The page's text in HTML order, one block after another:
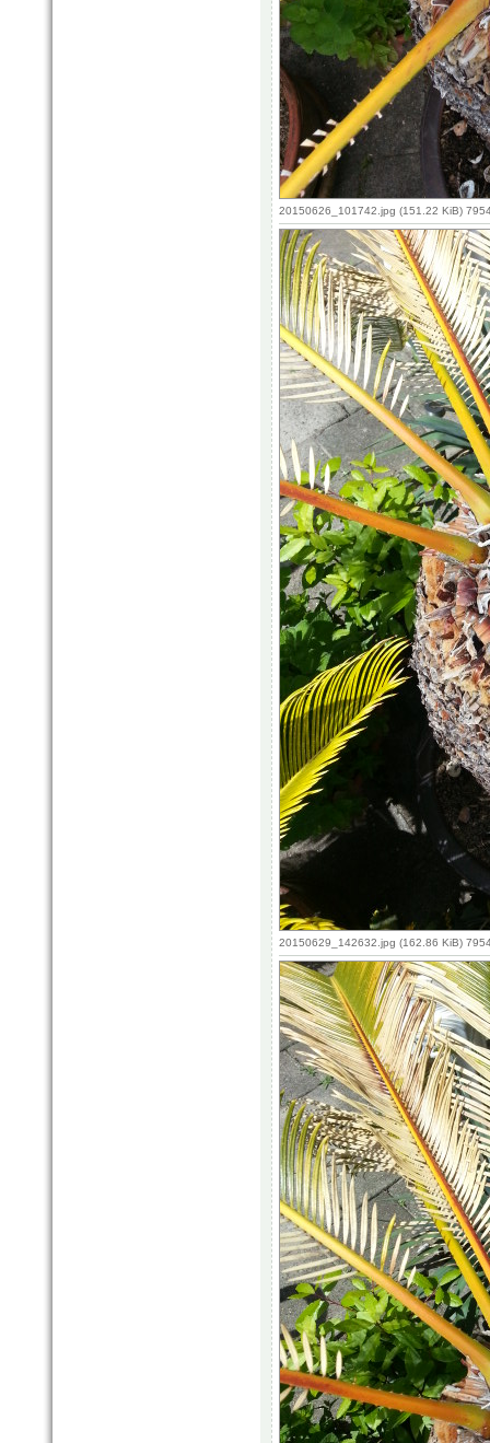
20150626_101742.jpg (151.22 KiB)
20150629_142632.jpg (162.86 KiB)